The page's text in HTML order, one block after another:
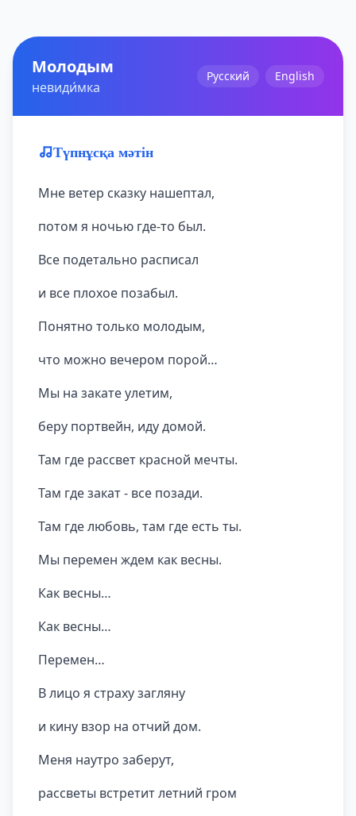
Молодым
невиди́мка
Русский English
Түпнұсқа мәтін
Мне ветер сказку нашептал,
потом я ночью где-то был.
Все подетально расписал
и все плохое позабыл.
Понятно только молодым,
что можно вечером порой…
Мы на закате улетим,
беру портвейн, иду домой.
Там где рассвет красной мечты.
Там где закат - все позади.
Там где любовь, там где есть ты.
Мы перемен ждем как весны.
Как весны…
Как весны…
Перемен…
В лицо я страху загляну
и кину взор на отчий дом.
Меня наутро заберут,
рассветы встретит летний гром